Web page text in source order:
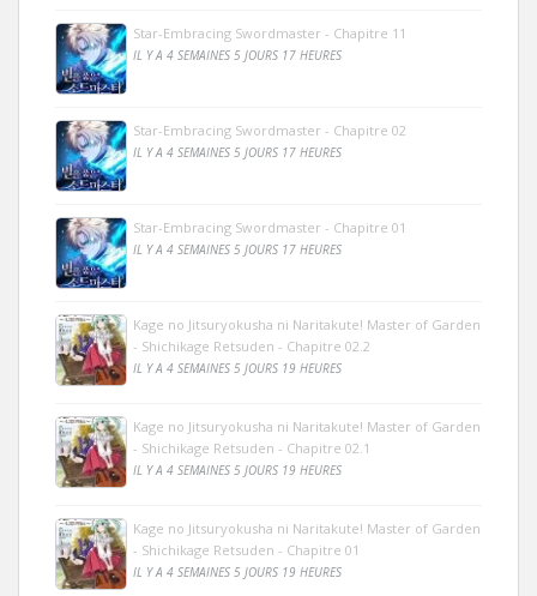
Star-Embracing Swordmaster - Chapitre 11
IL Y A 4 SEMAINES 5 JOURS 17 HEURES
Star-Embracing Swordmaster - Chapitre 02
IL Y A 4 SEMAINES 5 JOURS 17 HEURES
Star-Embracing Swordmaster - Chapitre 01
IL Y A 4 SEMAINES 5 JOURS 17 HEURES
Kage no Jitsuryokusha ni Naritakute! Master of Garden
- Shichikage Retsuden - Chapitre 02.2
IL Y A 4 SEMAINES 5 JOURS 19 HEURES
Kage no Jitsuryokusha ni Naritakute! Master of Garden
- Shichikage Retsuden - Chapitre 02.1
IL Y A 4 SEMAINES 5 JOURS 19 HEURES
Kage no Jitsuryokusha ni Naritakute! Master of Garden
- Shichikage Retsuden - Chapitre 01
IL Y A 4 SEMAINES 5 JOURS 19 HEURES